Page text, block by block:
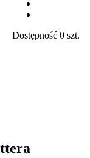
Dostępność 0 szt.